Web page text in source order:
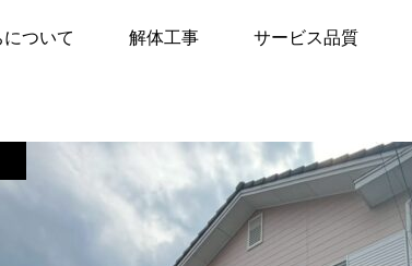
ついて 解体工事 サービス品質
現調レポート 【福岡県春日市】現地調査レポート